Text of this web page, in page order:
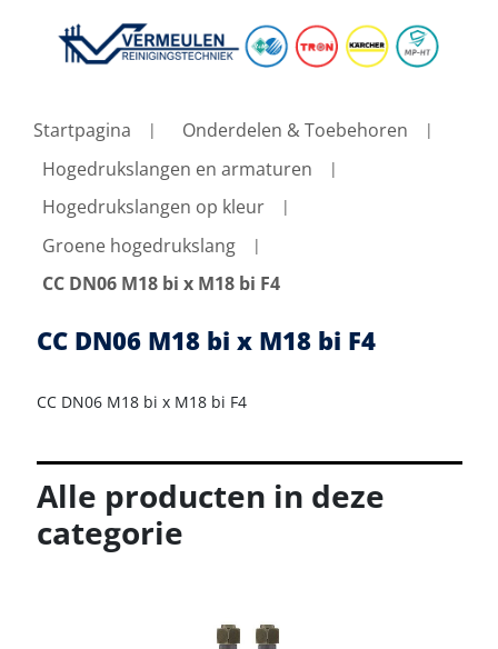
Startpagina
Onderdelen & Toebehoren
Hogedrukslangen en armaturen
Hogedrukslangen op kleur
Groene hogedrukslang
CC DN06 M18 bi x M18 bi F4
CC DN06 M18 bi x M18 bi F4
CC DN06 M18 bi x M18 bi F4
Alle producten in deze
categorie